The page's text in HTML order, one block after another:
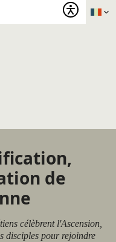
de
célèbrent l'Ascension,
disciples pour rejoindre